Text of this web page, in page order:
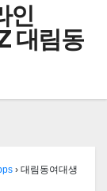
인
대림동
› 대림동여대생